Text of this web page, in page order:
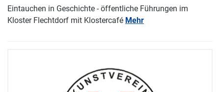
Eintauchen in Geschichte - öffentliche Führungen im
Kloster Flechtdorf mit Klostercafé Mehr